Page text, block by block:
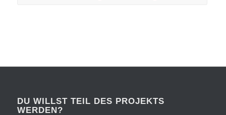
DU WILLST TEIL DES PROJEKTS
WERDEN?